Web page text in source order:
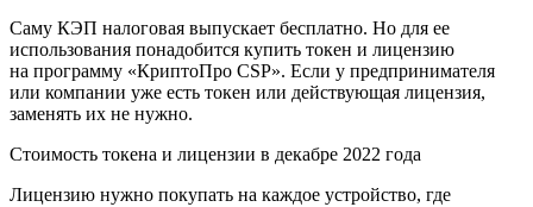
Саму КЭП налоговая выпускает бесплатно. Но для ее
использования понадобится купить токен и лицензию
на программу «КриптоПро CSP». Если у предпринимателя
или компании уже есть токен или действующая лицензия,
заменять их не нужно.
Стоимость токена и лицензии в декабре 2022 года
Лицензию нужно покупать на каждое устройство, где